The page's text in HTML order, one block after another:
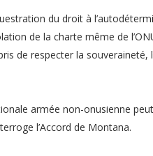
du droit à
de la charte même de
de respecter la souveraineté,
armée non-onusienne
l’Accord de Montana.